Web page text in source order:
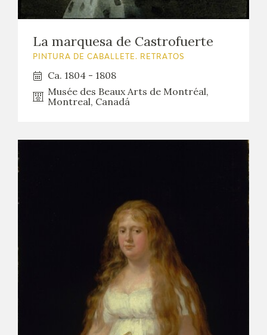
La marquesa de Castrofuerte
PINTURA DE CABALLETE. RETRATOS
Ca. 1804 - 1808
Musée des Beaux Arts de Montréal,
Montreal, Canadá